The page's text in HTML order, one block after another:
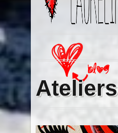
HOME
Ateliers